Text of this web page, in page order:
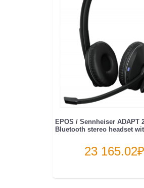
EPOS / Sennheiser ADAPT
Bluetooth stereo headset
23 165.02₽